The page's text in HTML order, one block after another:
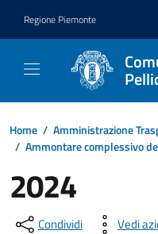
Regione Piemonte
Home / Amministrazione
/ Ammontare complessivo
2024
Condividi Vedi